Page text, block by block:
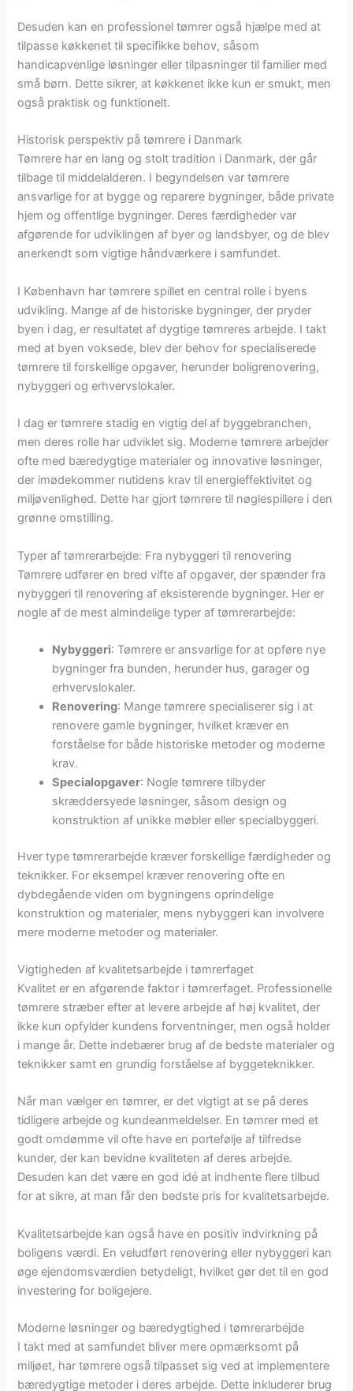
Desuden kan en professionel tømrer også hjælpe med at
tilpasse køkkenet til specifikke behov, såsom
handicapvenlige løsninger eller tilpasninger til familier med
små børn. Dette sikrer, at køkkenet ikke kun er smukt, men
også praktisk og funktionelt.
Historisk perspektiv på tømrere i Danmark
Tømrere har en lang og stolt tradition i Danmark, der går
tilbage til middelalderen. I begyndelsen var tømrere
ansvarlige for at bygge og reparere bygninger, både private
hjem og offentlige bygninger. Deres færdigheder var
afgørende for udviklingen af byer og landsbyer, og de blev
anerkendt som vigtige håndværkere i samfundet.
I København har tømrere spillet en central rolle i byens
udvikling. Mange af de historiske bygninger, der pryder
byen i dag, er resultatet af dygtige tømreres arbejde. I takt
med at byen voksede, blev der behov for specialiserede
tømrere til forskellige opgaver, herunder boligrenovering,
nybyggeri og erhvervslokaler.
I dag er tømrere stadig en vigtig del af byggebranchen,
men deres rolle har udviklet sig. Moderne tømrere arbejder
ofte med bæredygtige materialer og innovative løsninger,
der imødekommer nutidens krav til energieffektivitet og
miljøvenlighed. Dette har gjort tømrere til nøglespillere i den
grønne omstilling.
Typer af tømrerarbejde: Fra nybyggeri til renovering
Tømrere udfører en bred vifte af opgaver, der spænder fra
nybyggeri til renovering af eksisterende bygninger. Her er
nogle af de mest almindelige typer af tømrerarbejde:
Nybyggeri: Tømrere er ansvarlige for at opføre nye
bygninger fra bunden, herunder hus, garager og
erhvervslokaler.
Renovering: Mange tømrere specialiserer sig i at
renovere gamle bygninger, hvilket kræver en
forståelse for både historiske metoder og moderne
krav.
Specialopgaver: Nogle tømrere tilbyder
skræddersyede løsninger, såsom design og
konstruktion af unikke møbler eller specialbyggeri.
Hver type tømrerarbejde kræver forskellige færdigheder og
teknikker. For eksempel kræver renovering ofte en
dybdegående viden om bygningens oprindelige
konstruktion og materialer, mens nybyggeri kan involvere
mere moderne metoder og materialer.
Vigtigheden af kvalitetsarbejde i tømrerfaget
Kvalitet er en afgørende faktor i tømrerfaget. Professionelle
tømrere stræber efter at levere arbejde af høj kvalitet, der
ikke kun opfylder kundens forventninger, men også holder
i mange år. Dette indebærer brug af de bedste materialer og
teknikker samt en grundig forståelse af byggeteknikker.
Når man vælger en tømrer, er det vigtigt at se på deres
tidligere arbejde og kundeanmeldelser. En tømrer med et
godt omdømme vil ofte have en portefølje af tilfredse
kunder, der kan bevidne kvaliteten af deres arbejde.
Desuden kan det være en god idé at indhente flere tilbud
for at sikre, at man får den bedste pris for kvalitetsarbejde.
Kvalitetsarbejde kan også have en positiv indvirkning på
boligens værdi. En veludført renovering eller nybyggeri kan
øge ejendomsværdien betydeligt, hvilket gør det til en god
investering for boligejere.
Moderne løsninger og bæredygtighed i tømrerarbejde
I takt med at samfundet bliver mere opmærksomt på
miljøet, har tømrere også tilpasset sig ved at implementere
bæredygtige metoder i deres arbejde. Dette inkluderer brug